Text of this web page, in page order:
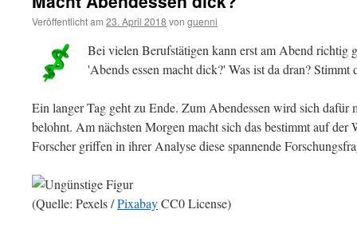
Veröffentlicht am 23. April 2018 von guenni
Bei vielen Berufstätigen kann erst am Abend richtig
'Abends essen macht dick?' Was ist da dran? Stimmt
Ein langer Tag geht zu Ende. Zum Abendessen wird sich dafür
belohnt. Am nächsten Morgen macht sich das bestimmt auf der
Forscher griffen in ihrer Analyse diese spannende
(Quelle: Pexels /PixabayCC0 License)